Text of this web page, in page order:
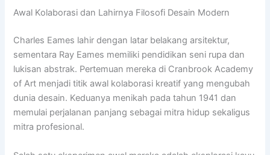
Awal Kolaborasi dan Lahirnya Filosofi Desain Modern
Charles Eames lahir dengan latar belakang arsitektur,
sementara Ray Eames memiliki pendidikan seni rupa dan
lukisan abstrak. Pertemuan mereka di Cranbrook Academy
of Art menjadi titik awal kolaborasi kreatif yang mengubah
dunia desain. Keduanya menikah pada tahun 1941 dan
memulai perjalanan panjang sebagai mitra hidup sekaligus
mitra profesional.